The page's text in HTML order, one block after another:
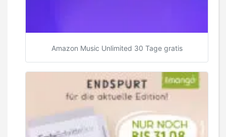
Amazon Music Unlimited 30 Tage gratis